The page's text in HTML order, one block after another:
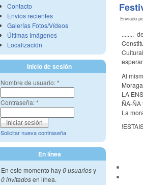
Contacto
Envíos recientes
Galerías Fotos/Vídeos
Últimas Imágenes
Localización
Inicio de sesión
Nombre de usuario:*
Contraseña:*
Solicitar nueva contraseña
En línea
En este momento hay0 usuariosy
0 invitadosen línea.
Enviado
........
Al
LA
ÑA-ÑA
La